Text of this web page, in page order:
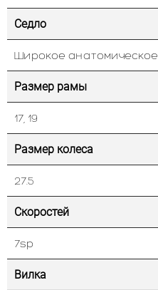
Седло
Широкое анатомическое
Размер рамы
17, 19
Размер колеса
27.5
Скоростей
7sp
Вилка